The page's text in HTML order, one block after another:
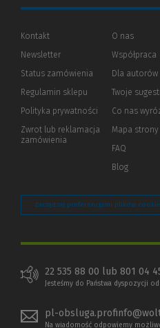
Kontakt
Newsletter
Status zamówienia
Regulamin sklepu
Polityka prywatności (Nowe
(Link
innej
Zwrot lub reklamacja
zamówienia
O nas
Współpraca
Dla autorów
Twoje
Co nas
Mapa strony
FAQ
Blog
Zarządzaj preferencjami plików cookie
22 535 88 00 lub 801 04
Jesteśmy do Państwa dyspozycji
pl-
Na wiadomość odpowiemy